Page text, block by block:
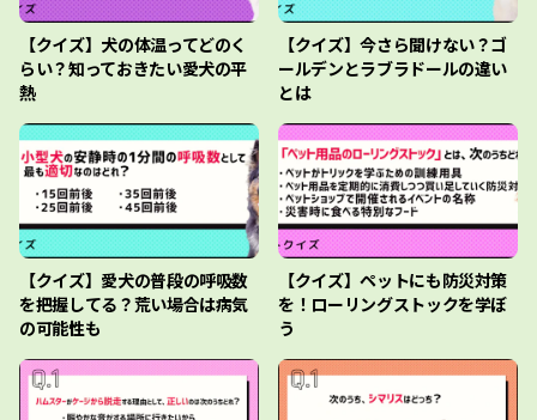
【クイズ】犬の体温ってどのく
らい？知っておきたい愛犬の平
熱
【クイズ】今さら聞けない？ゴ
ールデンとラブラドールの違い
とは
【クイズ】愛犬の普段の呼吸数
を把握してる？荒い場合は病気
の可能性も
【クイズ】ペットにも防災対策
を！ローリングストックを学ぼ
う